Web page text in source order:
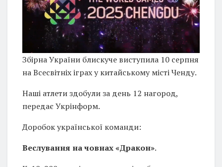
Збірна України блискуче виступила 10 серпня
на Всесвітніх іграх у китайському місті Ченду.
Наші атлети здобули за день 12 нагород,
передає Укрінформ.
Доробок української команди:
Веслування на човнах «Дракон».